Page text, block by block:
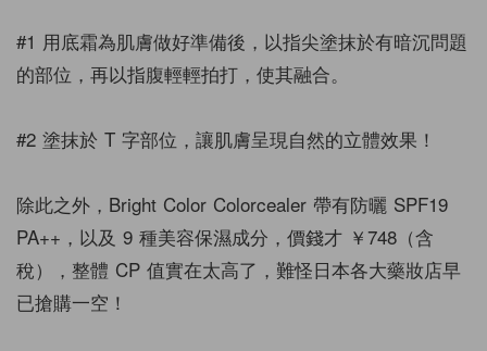
#1 用底霜為肌膚做好準備後，以指尖塗抹於有暗沉問題
的部位，再以指腹輕輕拍打，使其融合。
#2 塗抹於 T 字部位，讓肌膚呈現自然的立體效果！
除此之外，Bright Color Colorcealer 帶有防曬 SPF19
PA++，以及 9 種美容保濕成分，價錢才 ￥748（含
稅），整體 CP 值實在太高了，難怪日本各大藥妝店早
已搶購一空！